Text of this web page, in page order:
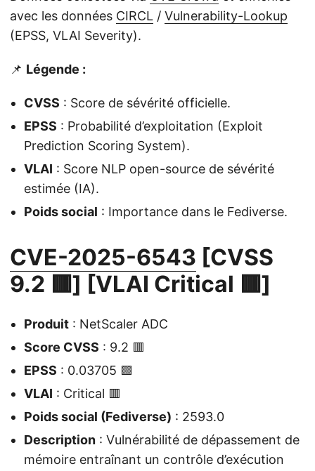
avec les données CIRCL / Vulnerability-Lookup
(EPSS, VLAI Severity).
📌 Légende :
CVSS : Score de sévérité officielle.
EPSS : Probabilité d’exploitation (Exploit
Prediction Scoring System).
VLAI : Score NLP open-source de sévérité
estimée (IA).
Poids social : Importance dans le Fediverse.
CVE-2025-6543 [CVSS
9.2 🟥] [VLAI Critical 🟥]
Produit : NetScaler ADC
Score CVSS : 9.2 🟥
EPSS : 0.03705 🟩
VLAI : Critical 🟥
Poids social (Fediverse) : 2593.0
Description : Vulnérabilité de dépassement de
mémoire entraînant un contrôle d’exécution